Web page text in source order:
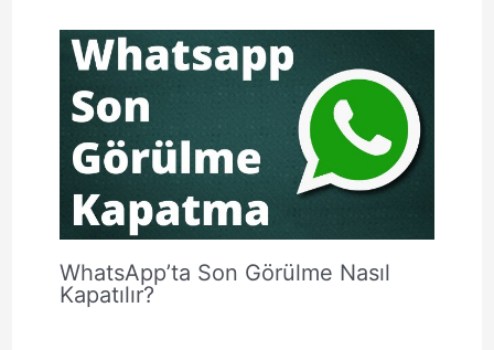
WhatsApp’ta Son Görülme Nasıl
Kapatılır?